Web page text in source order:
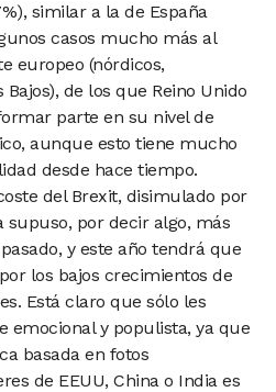
similar a la de España
casos mucho más al
europeo (nórdicos,
de los que Reino Unido
parte en su nivel de
aunque esto tiene mucho
desde hace tiempo.
del Brexit, disimulado por
supuso, por decir algo, más
y este año tendrá que
los bajos crecimientos de
Está claro que sólo les
emocional y populista, ya que
basada en fotos
de EEUU, China o India es